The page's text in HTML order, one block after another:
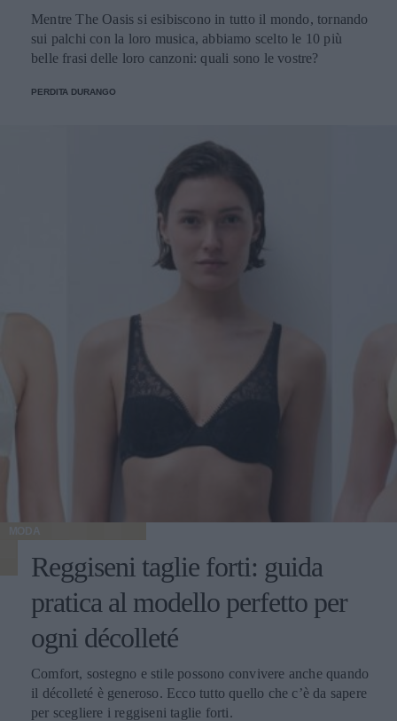
Mentre The Oasis si esibiscono in tutto il mondo, tornando
sui palchi con la loro musica, abbiamo scelto le 10 più
belle frasi delle loro canzoni: quali sono le vostre?
PERDITA DURANGO
MODA
Reggiseni taglie forti: guida
pratica al modello perfetto per
ogni décolleté
Comfort, sostegno e stile possono convivere anche quando
il décolleté è generoso. Ecco tutto quello che c’è da sapere
per scegliere i reggiseni taglie forti.